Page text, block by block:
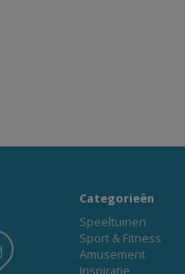
Categorieën
Speeltuinen
Sport & Fitness
Amusement
Inspiratie